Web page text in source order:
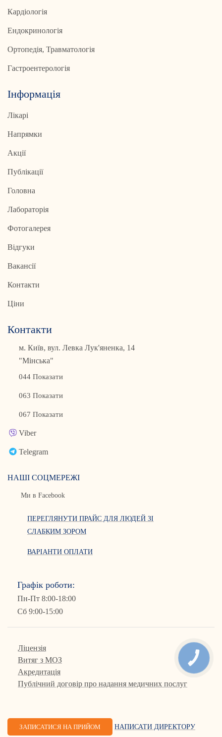
Графік роботи:
Пн-Пт 8:00-18:00
Сб 9:00-15:00
Ліцензія
Витяг з МОЗ
Акредитація
Публічний договір про надання медичних послуг
ЗАПИСАТИСЯ НА ПРИЙОМ НАПИСАТИ ДИРЕКТОРУ
Кардіологія
Ендокринологія
Ортопедія, Травматологія
Гастроентерологія
Інформація
Лікарі
Напрямки
Акції
Публікації
Головна
Лабораторія
Фотогалерея
Відгуки
Вакансії
Контакти
Ціни
Контакти
м. Київ, вул. Левка Лук'яненка, 14
"Мінська"
044 Показати
063 Показати
067 Показати
Viber
Telegram
НАШІ СОЦМЕРЕЖІ
Ми в Facebook
ПЕРЕГЛЯНУТИ ПРАЙС ДЛЯ ЛЮДЕЙ ЗІ
СЛАБКИМ ЗОРОМ
ВАРІАНТИ ОПЛАТИ
КНОПКА
ЗВ'ЯЗКУ